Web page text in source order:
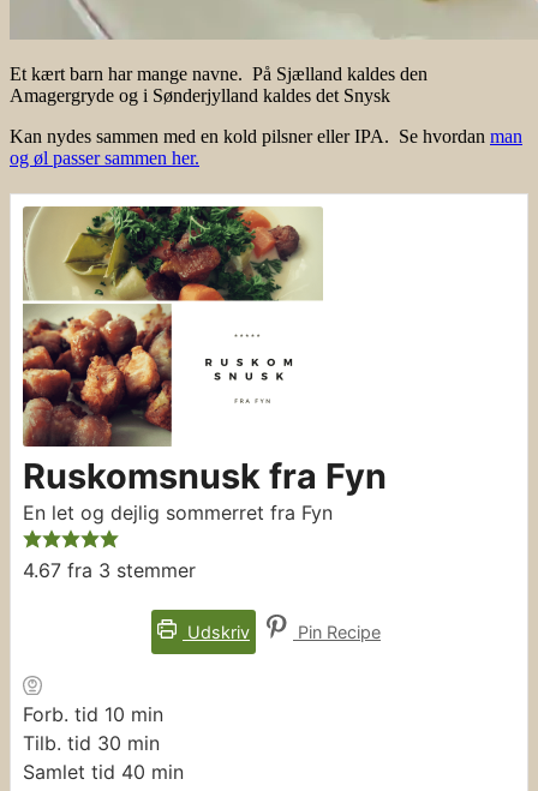
Et kært barn har mange navne. På Sjælland kaldes den
Amagergryde og i Sønderjylland kaldes det Snysk
Kan nydes sammen med en kold pilsner eller IPA. Se hvordan man
og øl passer sammen her.
Ruskomsnusk fra Fyn
En let og dejlig sommerret fra Fyn
4.67 fra 3 stemmer
Udskriv Pin Recipe
Forb. tid 10 minutter
min
Tilb. tid 30 minutter
min
Samlet tid 40 minutter
min